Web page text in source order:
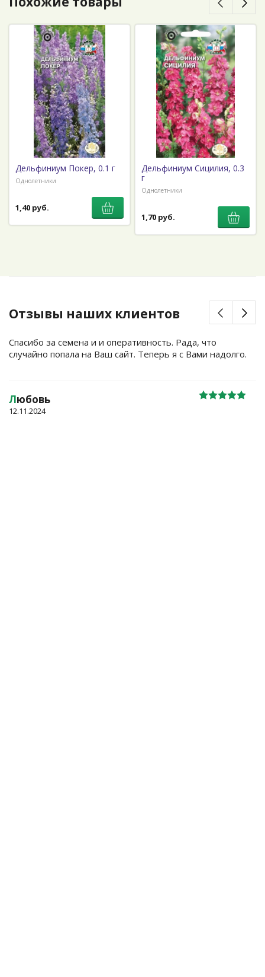
Дельфиниум Покер, 0.1 г
Однолетники
1,40 руб.
Дельфиниум Сицилия, 0.3
г
Однолетники
1,70 руб.
Отзывы наших клиентов
Спасибо за семена и и оперативность. Рада, что
случайно попала на Ваш сайт. Теперь я с Вами надолго.
Любовь
12.11.2024